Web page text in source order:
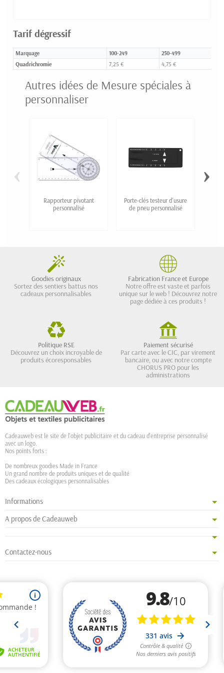
Tarif dégressif
Marquage 100-249 250-499
Quadrichromie 7,25 € 4,75 €
Autres idées de Mesure spéciales à
personnaliser
Rapporteur pivotant
personnalisé
Porte-clés testeur d'usure
de pneu personnalisé
‹ ›
Goodies originaux
Sortez des sentiers battus nos
cadeaux personnalisables
Fabrication France et Europe
Notre offre est vaste et parfois
unique sur le web ! Découvrez notre
page dédiée à ces produits !
Politique RSE
Découvrez un choix incroyable de
produits écoresponsables
Paiement sécurisé
Par carte avec le CIC, par virement
bancaire, ou avec notre compte
CHORUS PRO pour les
administrations
Cadeauweb est le site de l'objet publicitaire et du cadeau d'entreprise personnalisé
avec un logo.
Nos points forts :
De nombreux goodies Made in France
Un grand nombre de produits uniques et de qualité
Des cadeaux écologiques personnalisables
Informations
A propos de Cadeauweb
Contactez-nous